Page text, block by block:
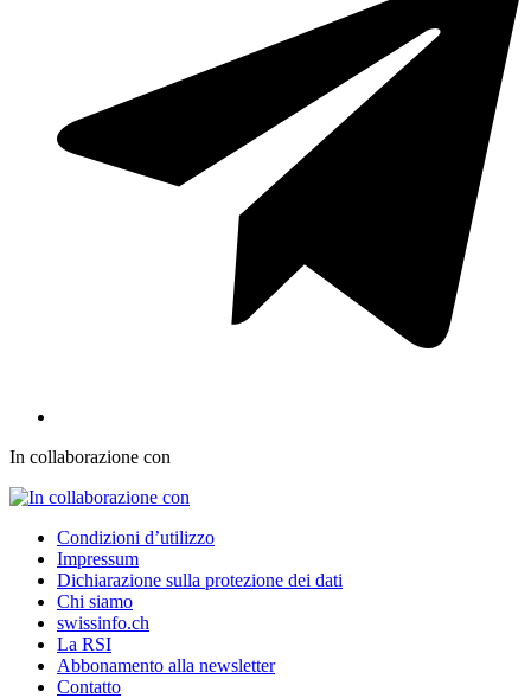
In collaborazione con
Condizioni d’utilizzo
Impressum
Dichiarazione sulla protezione dei dati
Chi siamo
swissinfo.ch
La RSI
Abbonamento alla newsletter
Contatto